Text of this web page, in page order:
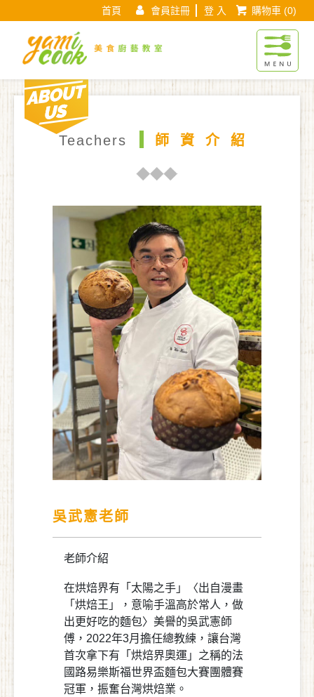
首頁 會員註冊 登 入 購物車(0)
Yamicook美食
現在位置 : 首 頁
Teachers 師資介紹
吳武憲老師
老師介紹
在烘焙界有「太陽之手」〈出自漫畫
「烘焙王」，意喻手溫高於常人，做
出更好吃的麵包〉美譽的吳武憲師
傅，2022年3月擔任總教練，讓台灣
首次拿下有「烘焙界奧運」之稱的法
國路易樂斯福世界盃麵包大賽團體賽
冠軍，振奮台灣烘焙業。